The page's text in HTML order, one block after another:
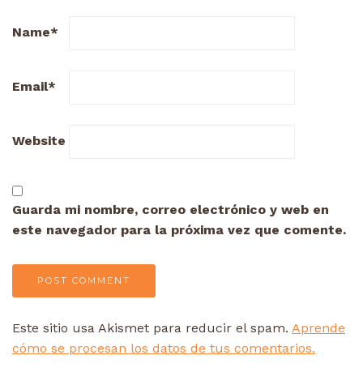
Name*
Email*
Website
Guarda mi nombre, correo electrónico y web en
este navegador para la próxima vez que comente.
Este sitio usa Akismet para reducir el spam. Aprende
cómo se procesan los datos de tus comentarios.